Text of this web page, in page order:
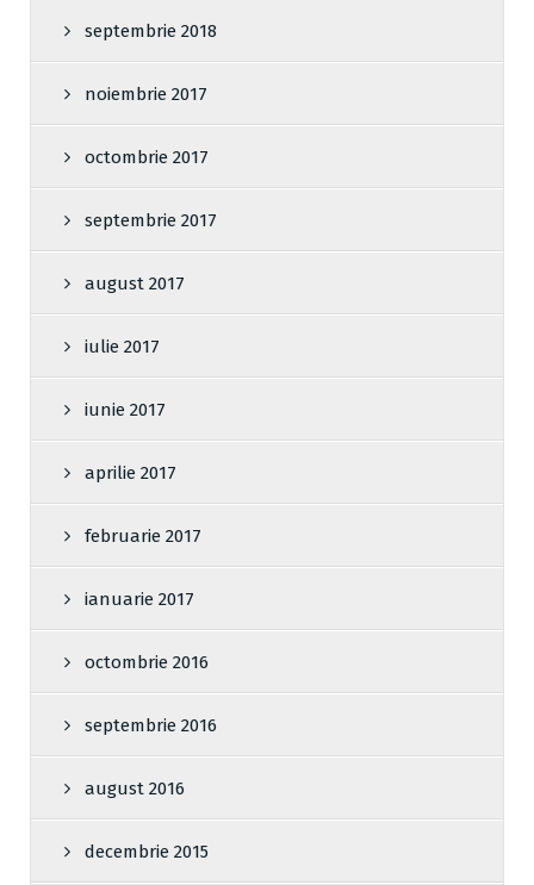
septembrie 2018
noiembrie 2017
octombrie 2017
septembrie 2017
august 2017
iulie 2017
iunie 2017
aprilie 2017
februarie 2017
ianuarie 2017
octombrie 2016
septembrie 2016
august 2016
decembrie 2015